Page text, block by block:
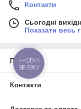
Контакти
Сьогодні
Показати весь
Про нас
Контакти
КНОПКА
ЗВ'ЯЗКУ